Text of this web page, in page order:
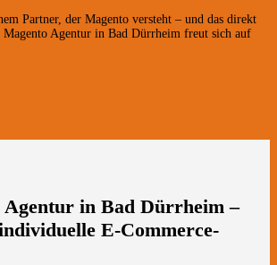
Partner, der Magento versteht – und das direkt
Agentur in Bad Dürrheim freut sich auf
in Bad Dürrheim –
E-Commerce-